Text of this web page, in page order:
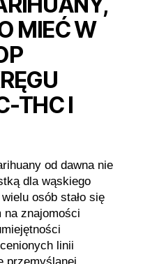
MIEĆ W
THC I
od dawna nie
dla wąskiego
osób stało się
na znajomości
linii
przemyślanej